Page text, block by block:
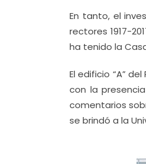
En tanto, el
rectores 1917-
ha tenido la
El edificio “A”
con la
comentarios
se brindó a la